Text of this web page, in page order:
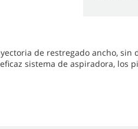
de restregado ancho,
sistema de aspiradora, los